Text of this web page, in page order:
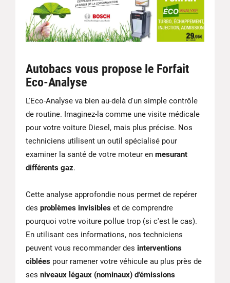
Autobacs vous propose le Forfait
Eco-Analyse
L'Eco-Analyse va bien au-delà d'un simple contrôle
de routine. Imaginez-la comme une visite médicale
pour votre voiture Diesel, mais plus précise. Nos
techniciens utilisent un outil spécialisé pour
examiner la santé de votre moteur en mesurant
différents gaz.
Cette analyse approfondie nous permet de repérer
des problèmes invisibles et de comprendre
pourquoi votre voiture pollue trop (si c'est le cas).
En utilisant ces informations, nos techniciens
peuvent vous recommander des interventions
ciblées pour ramener votre véhicule au plus près de
ses niveaux légaux (nominaux) d'émissions